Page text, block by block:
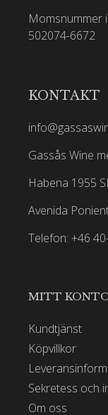
Momsnummer
502074-6672
KONTAKT
Gassås Wine
Habena 1955
Avenida
Telefon: +46
MITT
Kundtjänst
Köpvillkor
Sekretess och
Om oss